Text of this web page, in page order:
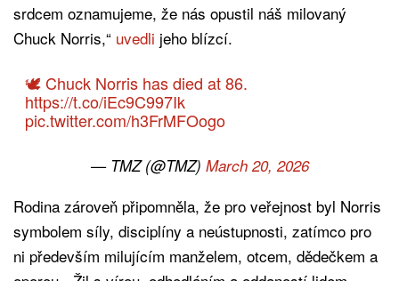
srdcem oznamujeme, že nás opustil náš milovaný
Chuck Norris,“ uvedli jeho blízcí.
🕊️ Chuck Norris has died at 86.
https://t.co/iEc9C997Ik
pic.twitter.com/h3FrMFOogo
— TMZ (@TMZ) March 20, 2026
Rodina zároveň připomněla, že pro veřejnost byl Norris
symbolem síly, disciplíny a neústupnosti, zatímco pro
ni především milujícím manželem, otcem, dědečkem a